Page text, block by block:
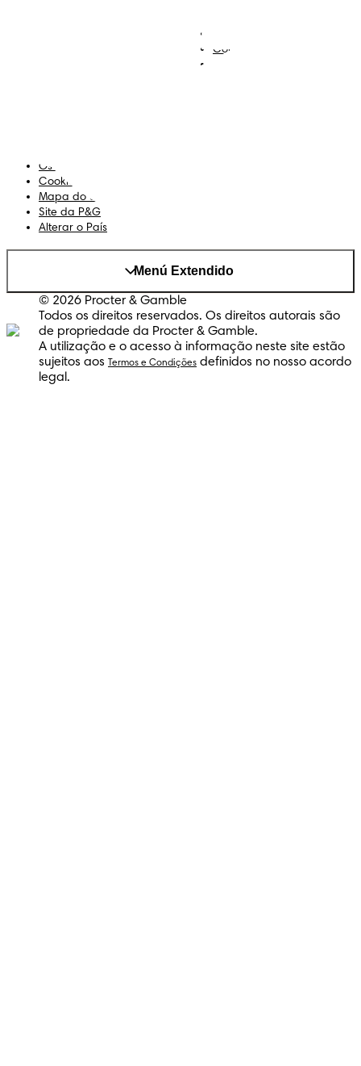
Contacta-nos
Os Meus Dados
Cookies
Mapa do Site
Site da P&G
Alterar o País
Menú Extendido
© 2026 Procter & Gamble
Todos os direitos reservados. Os direitos autorais são
de propriedade da Procter & Gamble.
A utilização e o acesso à informação neste site estão
sujeitos aos
Termos e Condições definidos no nosso acordo
legal.